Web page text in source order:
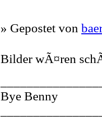
» Gepostet von
Bilder wÃ¤ren
Bye Benny